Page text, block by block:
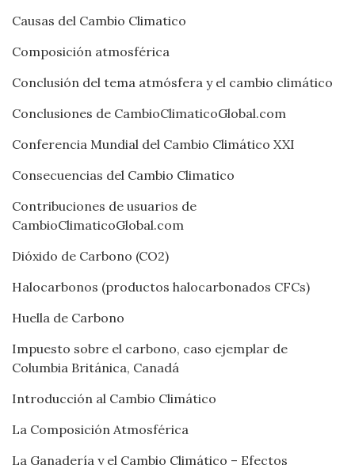
Causas del Cambio Climatico
Composición atmosférica
Conclusión del tema atmósfera y el cambio climático
Conclusiones de CambioClimaticoGlobal.com
Conferencia Mundial del Cambio Climático XXI
Consecuencias del Cambio Climatico
Contribuciones de usuarios de
CambioClimaticoGlobal.com
Dióxido de Carbono (CO2)
Halocarbonos (productos halocarbonados CFCs)
Huella de Carbono
Impuesto sobre el carbono, caso ejemplar de
Columbia Británica, Canadá
Introducción al Cambio Climático
La Composición Atmosférica
La Ganadería y el Cambio Climático – Efectos